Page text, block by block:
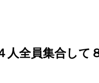
人全員集合し